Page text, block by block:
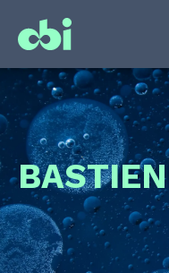
BASTIEN